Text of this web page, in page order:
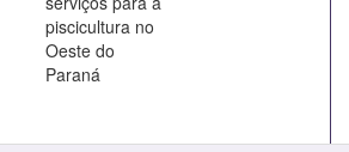
piscicultura no
Oeste do
Paraná